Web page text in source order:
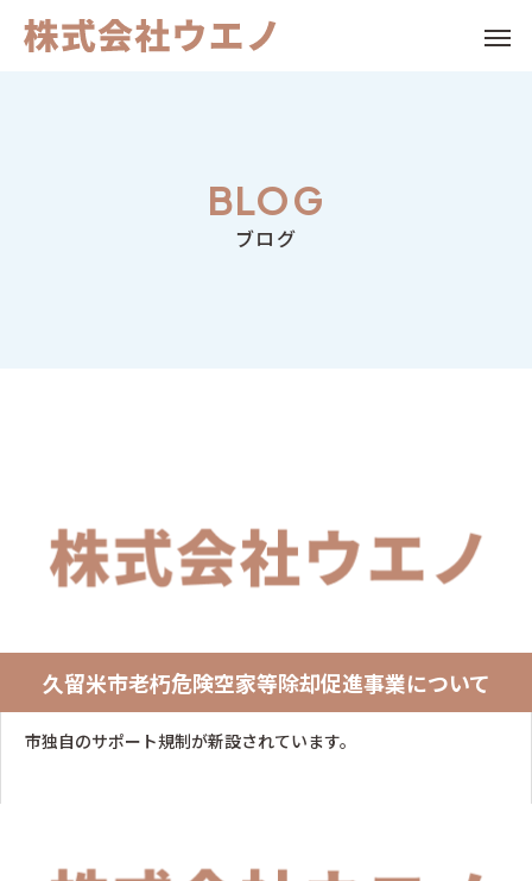
/home/c2319974/
/home/c2319974/public_html/iekaitai-ueno.com/wp-
/home/c2319974/
/home/c2319974/public_html/iekaitai-ueno.com/wp-
ブログ
BLOG
久留米市老朽危険空家等除却促進事業について
市独自のサポート規制が新設されています。